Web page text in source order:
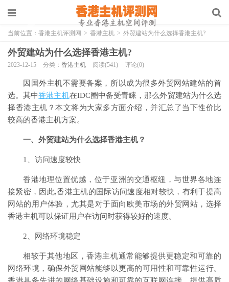
当前位置： 香港主机评测网 > 香港主机 > 外贸建站为什么选择香港主机?
外贸建站为什么选择香港主机?
2023-12-15 分类： 香港主机 阅读(541) 评论(0)
因国外主机不需要备案，所以成为很多外贸网站建站的首
选。其中香港主机在IDC圈中备受青睐，那么外贸建站为什么选
择香港主机？本文将为大家多方面介绍，并汇总了当下性价比
较高的香港主机方案。
一、外贸建站为什么选择香港主机？
1、访问速度较快
香港地理位置优越，位于亚洲的交通枢纽，与世界各地连
接紧密，因此,香港主机的国际访问速度相对较快，有利于提高
网站的用户体验，尤其是对于面向欧美市场的外贸网站，选择
香港主机可以保证用户在访问时获得较好的速度。
2、网络环境稳定
相较于其他地区，香港主机通常能够提供更稳定和可靠的
网络环境，确保外贸网站能够以更高的可用性和可靠性运行。